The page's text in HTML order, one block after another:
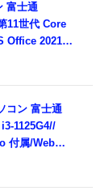
富士通
11世代 Core
Office 2021搭
マウス付
コン 富士通
1125G4//
付属/Webカ
保証（メモリ